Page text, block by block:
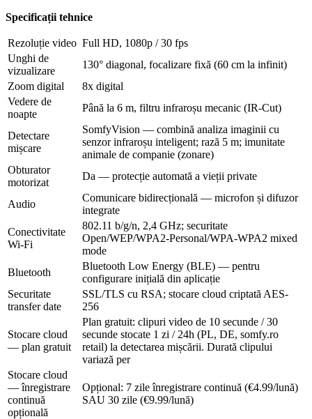
Specificații tehnice
Rezoluție video Full HD, 1080p / 30 fps
Unghi de
vizualizare
130° diagonal, focalizare fixă (60 cm la infinit)
Zoom digital
8x digital
Vedere de
noapte
Până la 6 m, filtru infraroșu mecanic (IR-Cut)
Detectare
mișcare
SomfyVision — combină analiza imaginii cu
senzor infraroșu inteligent; rază 5 m; imunitate
animale de companie (zonare)
Obturator
motorizat
Da — protecție automată a vieții private
Audio
Comunicare bidirecțională — microfon și difuzor
integrate
Conectivitate
Wi-Fi
802.11 b/g/n, 2,4 GHz; securitate
Open/WEP/WPA2-Personal/WPA-WPA2 mixed
mode
Bluetooth
Bluetooth Low Energy (BLE) — pentru
configurare inițială din aplicație
Securitate
transfer date
SSL/TLS cu RSA; stocare cloud criptată AES-
256
Stocare cloud
— plan gratuit
Plan gratuit: clipuri video de 10 secunde / 30
secunde stocate 1 zi / 24h (PL, DE, somfy.ro
retail) la detectarea mișcării. Durată clipului
variază per
Stocare cloud
— înregistrare
continuă
opțională
Opțional: 7 zile înregistrare continuă (€4.99/lună)
SAU 30 zile (€9.99/lună)